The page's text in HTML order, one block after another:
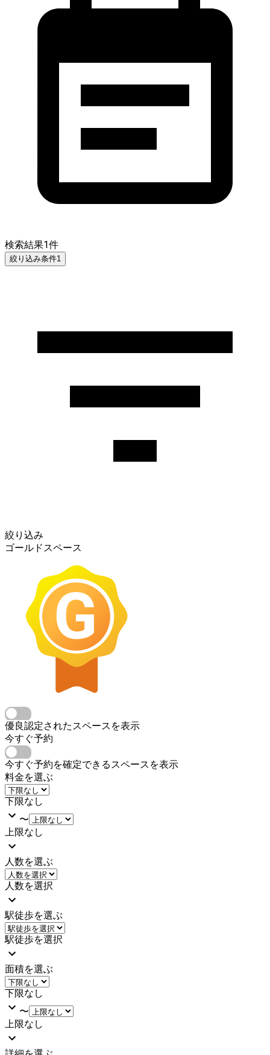
検索結果1件
絞り込み条件1
絞り込み
ゴールドスペース
優良認定されたスペースを表示
今すぐ予約
今すぐ予約を確定できるスペースを表示
料金を選ぶ
下限なし
〜
上限なし
人数を選ぶ
人数を選択
駅徒歩を選ぶ
駅徒歩を選択
面積を選ぶ
下限なし
〜
上限なし